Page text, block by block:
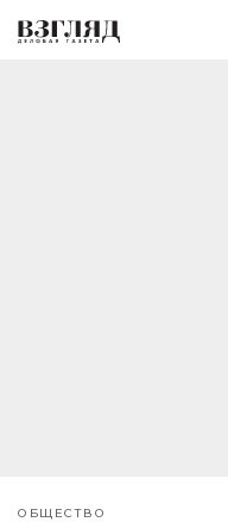
ОБЩЕСТВО